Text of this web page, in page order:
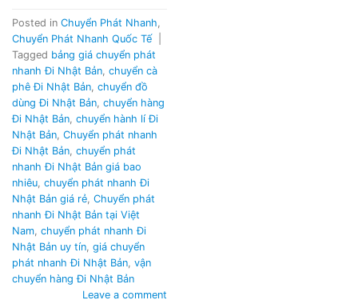
Posted in Chuyển Phát Nhanh
Chuyển Phát Nhanh Quốc Tế
Tagged bảng giá chuyển phát
nhanh Đi Nhật Bản chuyển cà
phê Đi Nhật Bản chuyển đồ
dùng Đi Nhật Bản chuyển hàng
Đi Nhật Bản chuyển hành lí Đi
Nhật Bản Chuyển phát nhanh
Đi Nhật Bản chuyển phát
nhanh Đi Nhật Bản giá bao
nhiêu chuyển phát nhanh Đi
Nhật Bản giá rẻ Chuyển phát
nhanh Đi Nhật Bản tại Việt
Nam chuyển phát nhanh Đi
Nhật Bản uy tín giá chuyển
phát nhanh Đi Nhật Bản vận
chuyển hàng Đi Nhật Bản
Leave a comment